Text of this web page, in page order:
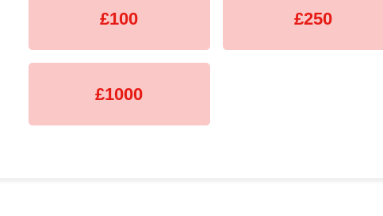
£100 £250
£1000